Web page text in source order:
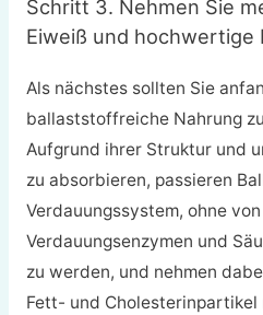
Schritt 3. Nehmen Sie
Eiweiß und hochwertige
Als nächstes sollten Sie
ballaststoffreiche Nahrung
Aufgrund ihrer Struktur und
zu absorbieren, passieren
Verdauungssystem, ohne
Verdauungsenzymen und
zu werden, und nehmen
Fett- und Cholesterinpartikel